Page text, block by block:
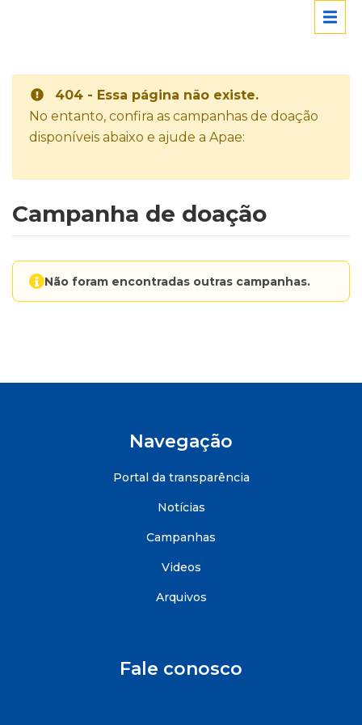
404 - Essa página não existe.
No entanto, confira as campanhas de doação
disponíveis abaixo e ajude a Apae:
Campanha de doação
Não foram encontradas outras campanhas.
Navegação
Portal da transparência
Notícias
Campanhas
Videos
Arquivos
Fale conosco